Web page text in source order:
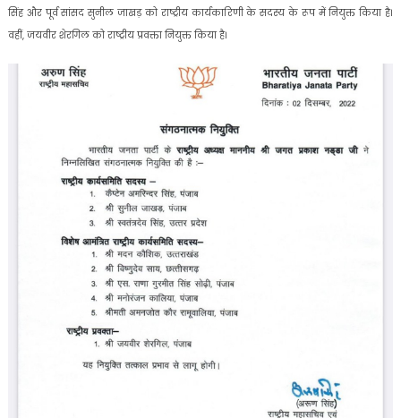
सिंह और पूर्व सांसद सुनील जाखड़ को राष्ट्रीय कार्यकारिणी के सदस्य के रूप में नियुक्त किया है।
वहीं, जयवीर शेरगिल को राष्ट्रीय प्रवक्ता नियुक्त किया है।